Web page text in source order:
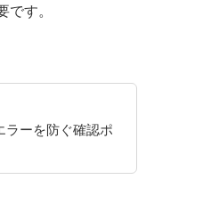
す。
ラーを防ぐ確認ポ